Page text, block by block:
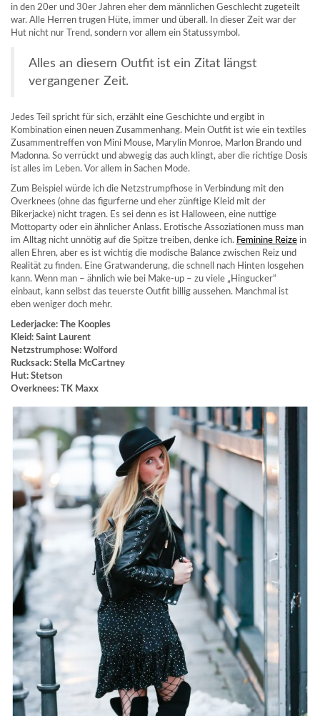
in den 20er und 30er Jahren eher dem männlichen Geschlecht zugeteilt
war. Alle Herren trugen Hüte, immer und überall. In dieser Zeit war der
Hut nicht nur Trend, sondern vor allem ein Statussymbol.
Alles an diesem Outfit ist ein Zitat längst
vergangener Zeit.
Jedes Teil spricht für sich, erzählt eine Geschichte und ergibt in
Kombination einen neuen Zusammenhang. Mein Outfit ist wie ein textiles
Zusammentreffen von Mini Mouse, Marylin Monroe, Marlon Brando und
Madonna. So verrückt und abwegig das auch klingt, aber die richtige Dosis
ist alles im Leben. Vor allem in Sachen Mode.
Zum Beispiel würde ich die Netzstrumpfhose in Verbindung mit den
Overknees (ohne das figurferne und eher zünftige Kleid mit der
Bikerjacke) nicht tragen. Es sei denn es ist Halloween, eine nuttige
Mottoparty oder ein ähnlicher Anlass. Erotische Assoziationen muss man
im Alltag nicht unnötig auf die Spitze treiben, denke ich. Feminine Reize in
allen Ehren, aber es ist wichtig die modische Balance zwischen Reiz und
Realität zu finden. Eine Gratwanderung, die schnell nach Hinten losgehen
kann. Wenn man – ähnlich wie bei Make-up – zu viele „Hingucker“
einbaut, kann selbst das teuerste Outfit billig aussehen. Manchmal ist
eben weniger doch mehr.
Lederjacke: The Kooples
Kleid: Saint Laurent
Netzstrumphose: Wolford
Rucksack: Stella McCartney
Hut: Stetson
Overknees: TK Maxx